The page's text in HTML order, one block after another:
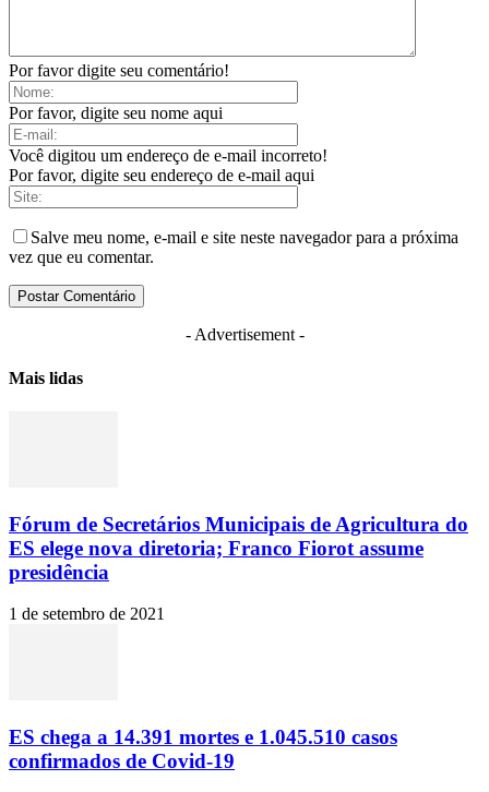
Por favor digite seu comentário!
Por favor, digite seu nome aqui
Você digitou um endereço de e-mail incorreto!
Por favor, digite seu endereço de e-mail aqui
Salve meu nome, e-mail e site neste navegador para a próxima
vez que eu comentar.
- Advertisement -
Mais lidas
Fórum de Secretários Municipais de Agricultura do
ES elege nova diretoria; Franco Fiorot assume
presidência
1 de setembro de 2021
ES chega a 14.391 mortes e 1.045.510 casos
confirmados de Covid-19